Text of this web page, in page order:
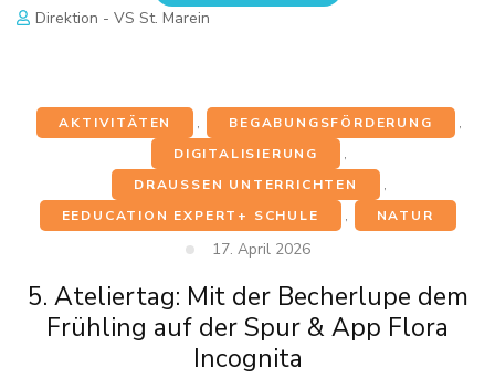
Direktion - VS St. Marein
AKTIVITÄTEN , BEGABUNGSFÖRDERUNG
,
DIGITALISIERUNG
,
DRAUSSEN UNTERRICHTEN
,
EEDUCATION EXPERT+ SCHULE
, NATUR
17. April 2026
5. Ateliertag: Mit der Becherlupe dem
Frühling auf der Spur & App Flora
Incognita